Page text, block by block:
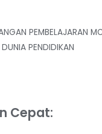
PEMBELAJARAN
PENDIDIKAN
Cepat: